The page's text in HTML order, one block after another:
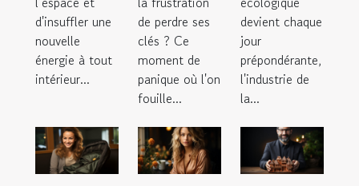
d'insuffler une
nouvelle
énergie à tout
intérieur...
de perdre ses
clés ? Ce
moment de
panique où l'on
fouille...
devient chaque
jour
prépondérante,
l'industrie de
la...